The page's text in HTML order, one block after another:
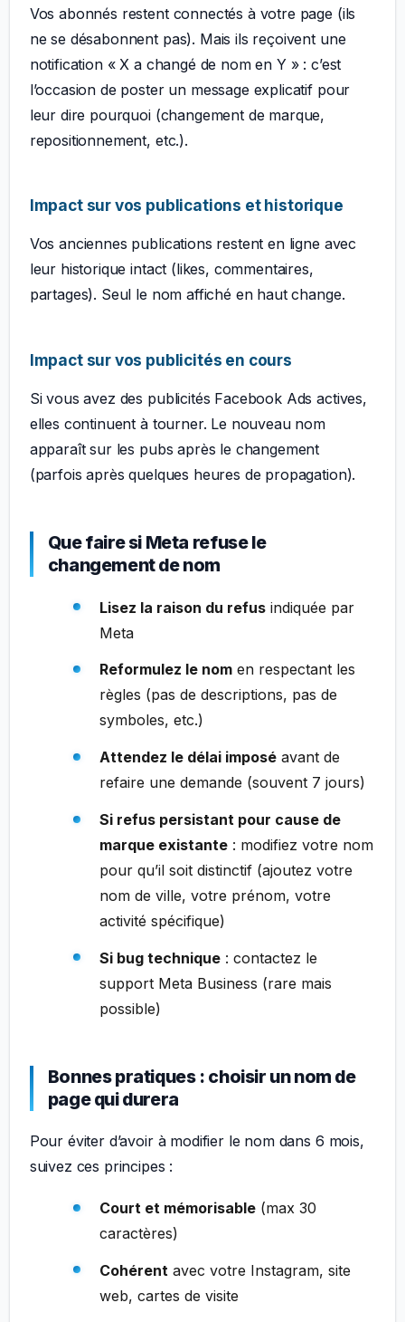
Vos abonnés restent connectés à votre page (ils
ne se désabonnent pas). Mais ils reçoivent une
notification « X a changé de nom en Y » : c’est
l’occasion de poster un message explicatif pour
leur dire pourquoi (changement de marque,
repositionnement, etc.).
Impact sur vos publications et historique
Vos anciennes publications restent en ligne avec
leur historique intact (likes, commentaires,
partages). Seul le nom affiché en haut change.
Impact sur vos publicités en cours
Si vous avez des publicités Facebook Ads actives,
elles continuent à tourner. Le nouveau nom
apparaît sur les pubs après le changement
(parfois après quelques heures de propagation).
Que faire si Meta refuse le
changement de nom
Lisez la raison du refusindiquée par
Meta
Reformulez le nomen respectant les
règles (pas de descriptions, pas de
symboles, etc.)
Attendez le délai imposéavant de
refaire une demande (souvent 7 jours)
Si refus persistant pour cause de
marque existante: modifiez votre nom
pour qu’il soit distinctif (ajoutez votre
nom de ville, votre prénom, votre
activité spécifique)
Si bug technique: contactez le
support Meta Business (rare mais
possible)
Bonnes pratiques : choisir un nom de
page qui durera
Pour éviter d’avoir à modifier le nom dans 6 mois,
suivez ces principes :
Court et mémorisable(max 30
caractères)
Cohérent avec votre Instagram, site
web, cartes de visite